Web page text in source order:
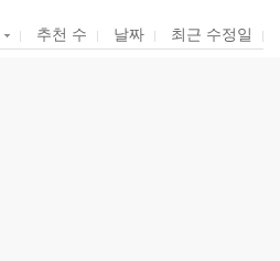
추천 수 날짜 최근 수정일